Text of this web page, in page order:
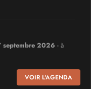
septembre 2026 - à
VOIR L'AGENDA